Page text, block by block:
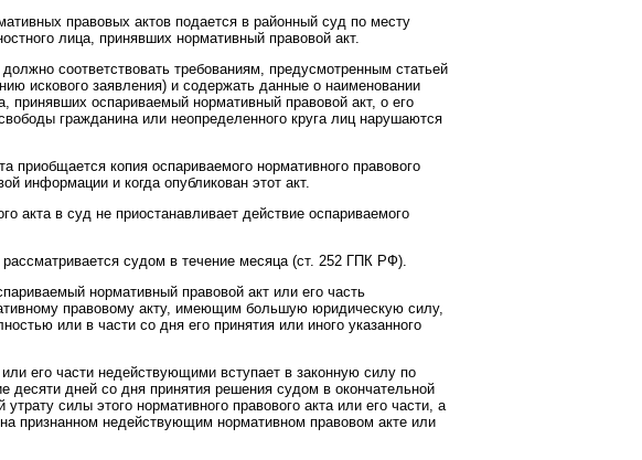
правовых актов подается в районный суд по месту
лица, принявших нормативный правовой акт.
соответствовать требованиям, предусмотренным статьей
искового заявления) и содержать данные о наименовании
принявших оспариваемый нормативный правовой акт, о его
гражданина или неопределенного круга лиц нарушаются
приобщается копия оспариваемого нормативного правового
информации и когда опубликован этот акт.
акта в суд не приостанавливает действие оспариваемого
судом в течение месяца (ст. 252 ГПК РФ).
нормативный правовой акт или его часть
правовому акту, имеющим большую юридическую силу,
или в части со дня его принятия или иного указанного
его части недействующими вступает в законную силу по
десяти дней со дня принятия решения судом в окончательной
силы этого нормативного правового акта или его части, а
признанном недействующим нормативном правовом акте или